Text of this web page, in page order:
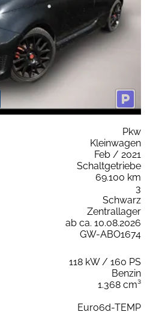
Pkw
Kleinwagen
Feb / 2021
Schaltgetriebe
69.100 km
3
Schwarz
Zentrallager
ab ca. 10.08.2026
GW-ABO1674
118 kW / 160 PS
Benzin
1.368 cm³
Euro6d-TEMP